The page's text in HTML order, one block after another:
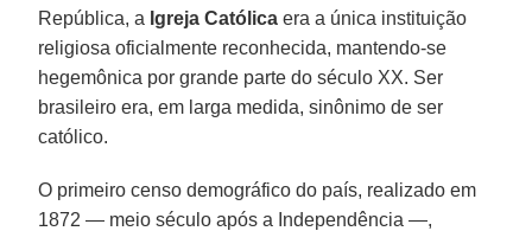
República, a Igreja Católica era a única instituição
religiosa oficialmente reconhecida, mantendo-se
hegemônica por grande parte do século XX. Ser
brasileiro era, em larga medida, sinônimo de ser
católico.
O primeiro censo demográfico do país, realizado em
1872 — meio século após a Independência —,